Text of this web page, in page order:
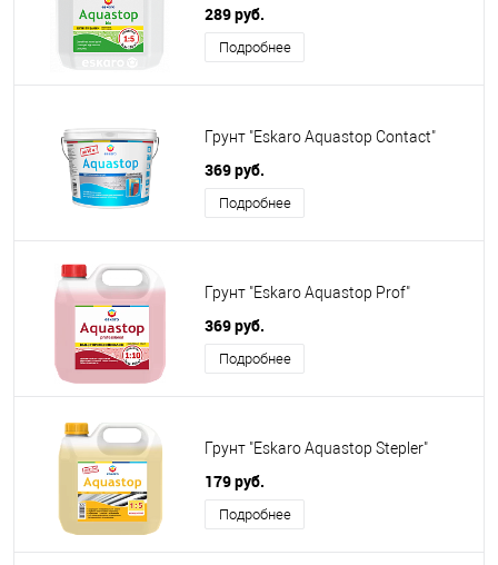
289 руб.
Подробнее
Грунт "Eskaro Aquastop Contact"
369 руб.
Подробнее
Грунт "Eskaro Aquastop Prof"
369 руб.
Подробнее
Грунт "Eskaro Aquastop Stepler"
179 руб.
Подробнее